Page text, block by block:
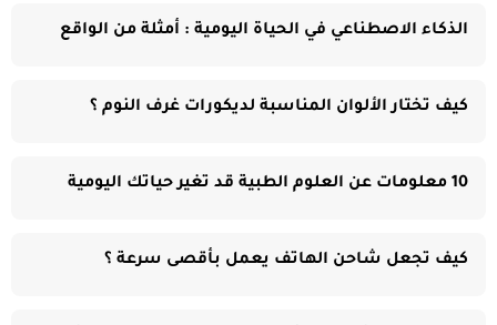
الذكاء الاصطناعي في الحياة اليومية : أمثلة من الواقع
كيف تختار الألوان المناسبة لديكورات غرف النوم ؟
10 معلومات عن العلوم الطبية قد تغير حياتك اليومية
كيف تجعل شاحن الهاتف يعمل بأقصى سرعة ؟